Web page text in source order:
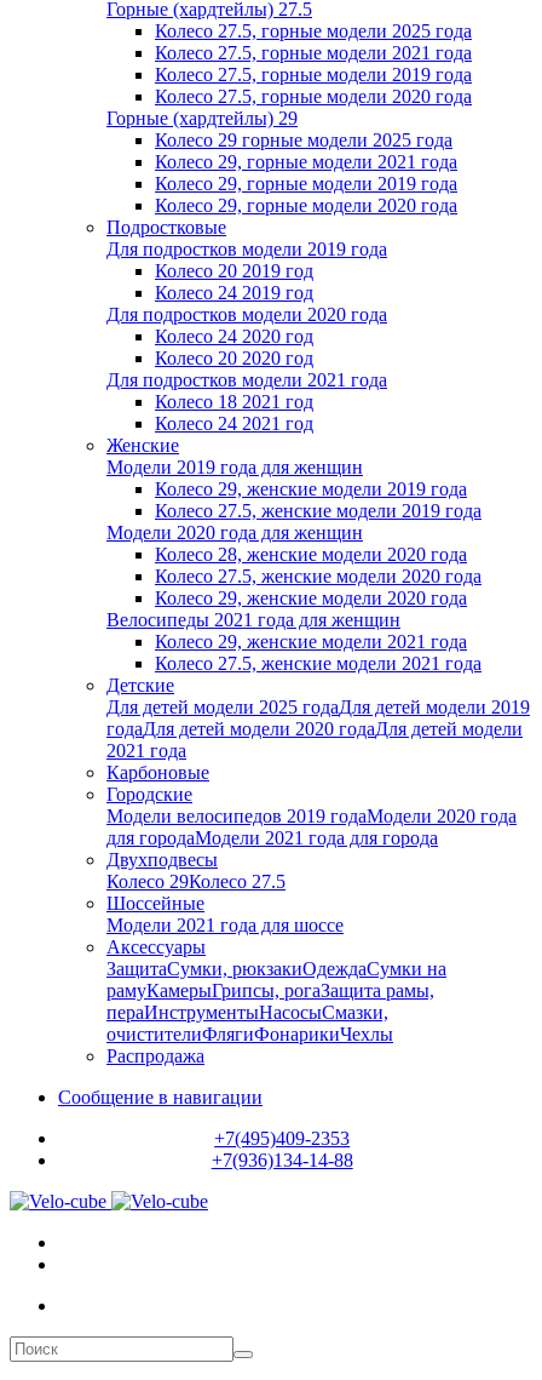
Горные (хардтейлы) 27.5
Колесо 27.5, горные модели 2025 года
Колесо 27.5, горные модели 2021 года
Колесо 27.5, горные модели 2019 года
Колесо 27.5, горные модели 2020 года
Горные (хардтейлы) 29
Колесо 29 горные модели 2025 года
Колесо 29, горные модели 2021 года
Колесо 29, горные модели 2019 года
Колесо 29, горные модели 2020 года
Подростковые
Для подростков модели 2019 года
Колесо 20 2019 год
Колесо 24 2019 год
Для подростков модели 2020 года
Колесо 24 2020 год
Колесо 20 2020 год
Для подростков модели 2021 года
Колесо 18 2021 год
Колесо 24 2021 год
Женскиe
Модели 2019 года для женщин
Колесо 29, женские модели 2019 года
Колесо 27.5, женские модели 2019 года
Модели 2020 года для женщин
Колесо 28, женские модели 2020 года
Колесо 27.5, женские модели 2020 года
Колесо 29, женские модели 2020 года
Велосипеды 2021 года для женщин
Колесо 29, женские модели 2021 года
Колесо 27.5, женские модели 2021 года
Детские
Для детей модели 2025 годаДля детей модели 2019
годаДля детей модели 2020 годаДля детей модели
2021 года
Карбоновые
Городские
Модели велосипедов 2019 годаМодели 2020 года
для городаМодели 2021 года для города
Двухподвесы
Колесо 29Колесо 27.5
Шоссейные
Модели 2021 года для шоссе
Аксессуары
ЗащитаСумки, рюкзакиОдеждаСумки на
рамуКамерыГрипсы, рогаЗащита рамы,
пераИнструментыНасосыСмазки,
очистителиФлягиФонарикиЧехлы
Распродажа
Сообщение в навигации
+7(495)409-2353
+7(936)134-14-88